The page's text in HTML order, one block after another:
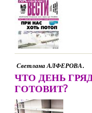
Светлана АЛФЕРОВА.
ЧТО ДЕНЬ
ГОТОВИТ?